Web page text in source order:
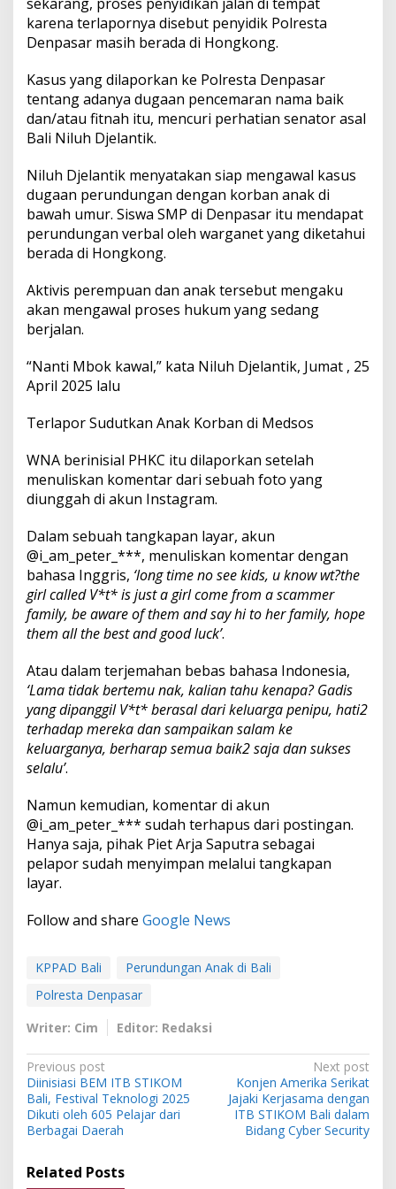
karena terlapornya disebut penyidik Polresta
Denpasar masih berada di Hongkong.
Kasus yang dilaporkan ke Polresta Denpasar
tentang adanya dugaan pencemaran nama baik
dan/atau fitnah itu, mencuri perhatian senator asal
Bali Niluh Djelantik.
Niluh Djelantik menyatakan siap mengawal kasus
dugaan perundungan dengan korban anak di
bawah umur. Siswa SMP di Denpasar itu mendapat
perundungan verbal oleh warganet yang diketahui
berada di Hongkong.
Aktivis perempuan dan anak tersebut mengaku
akan mengawal proses hukum yang sedang
berjalan.
“Nanti Mbok kawal,” kata Niluh Djelantik, Jumat , 25
April 2025 lalu
Terlapor Sudutkan Anak Korban di Medsos
WNA berinisial PHKC itu dilaporkan setelah
menuliskan komentar dari sebuah foto yang
diunggah di akun Instagram.
Dalam sebuah tangkapan layar, akun
@i_am_peter_***, menuliskan komentar dengan
bahasa Inggris, ‘long time no see kids, u know wt?the
girl called V*t* is just a girl come from a scammer
family, be aware of them and say hi to her family, hope
them all the best and good luck’.
Atau dalam terjemahan bebas bahasa Indonesia,
‘Lama tidak bertemu nak, kalian tahu kenapa? Gadis
yang dipanggil V*t* berasal dari keluarga penipu, hati2
terhadap mereka dan sampaikan salam ke
keluarganya, berharap semua baik2 saja dan sukses
selalu’.
Namun kemudian, komentar di akun
@i_am_peter_*** sudah terhapus dari postingan.
Hanya saja, pihak Piet Arja Saputra sebagai
pelapor sudah menyimpan melalui tangkapan
layar.
Follow and share Google News
KPPAD Bali
Perundungan Anak di Bali
Polresta Denpasar
Writer: Cim
Editor: Redaksi
P
o
s
t
n
Previous post
Diinisiasi BEM ITB STIKOM
Bali, Festival Teknologi 2025
Dikuti oleh 605 Pelajar dari
Berbagai Daerah
Next post
Konjen Amerika Serikat
Jajaki Kerjasama dengan
ITB STIKOM Bali dalam
Bidang Cyber Security
Related Posts